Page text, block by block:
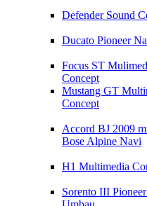
Defender Sound
Ducato Pioneer
Focus ST
Concept
Mustang GT
Concept
Accord BJ 2009
Bose Alpine Navi
H1 Multimedia
Sorento III